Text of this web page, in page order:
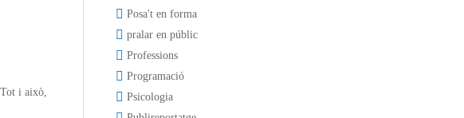
Tot i això,
Posa't en forma
pralar en públic
Professions
Programació
Psicologia